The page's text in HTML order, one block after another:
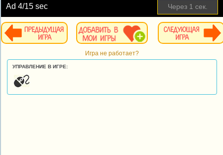
Ad4/15 sec Через 1 сек.
Игра не работает?
УПРАВЛЕНИЕ В ИГРЕ: